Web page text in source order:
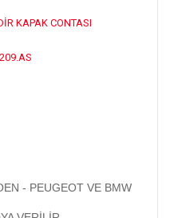
KAPAK CONTASI
- PEUGEOT VE BMW